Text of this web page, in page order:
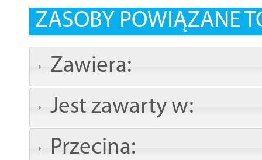
ZASOBY POWIĄZANE
Zawiera:
Jest zawarty w:
Przecina: